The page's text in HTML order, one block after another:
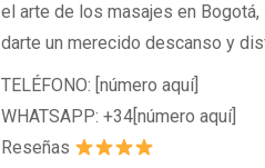
el arte de los masajes en
darte un merecido descanso y
TELÉFONO: [número aquí]
WHATSAPP: +34[número aquí]
Reseñas